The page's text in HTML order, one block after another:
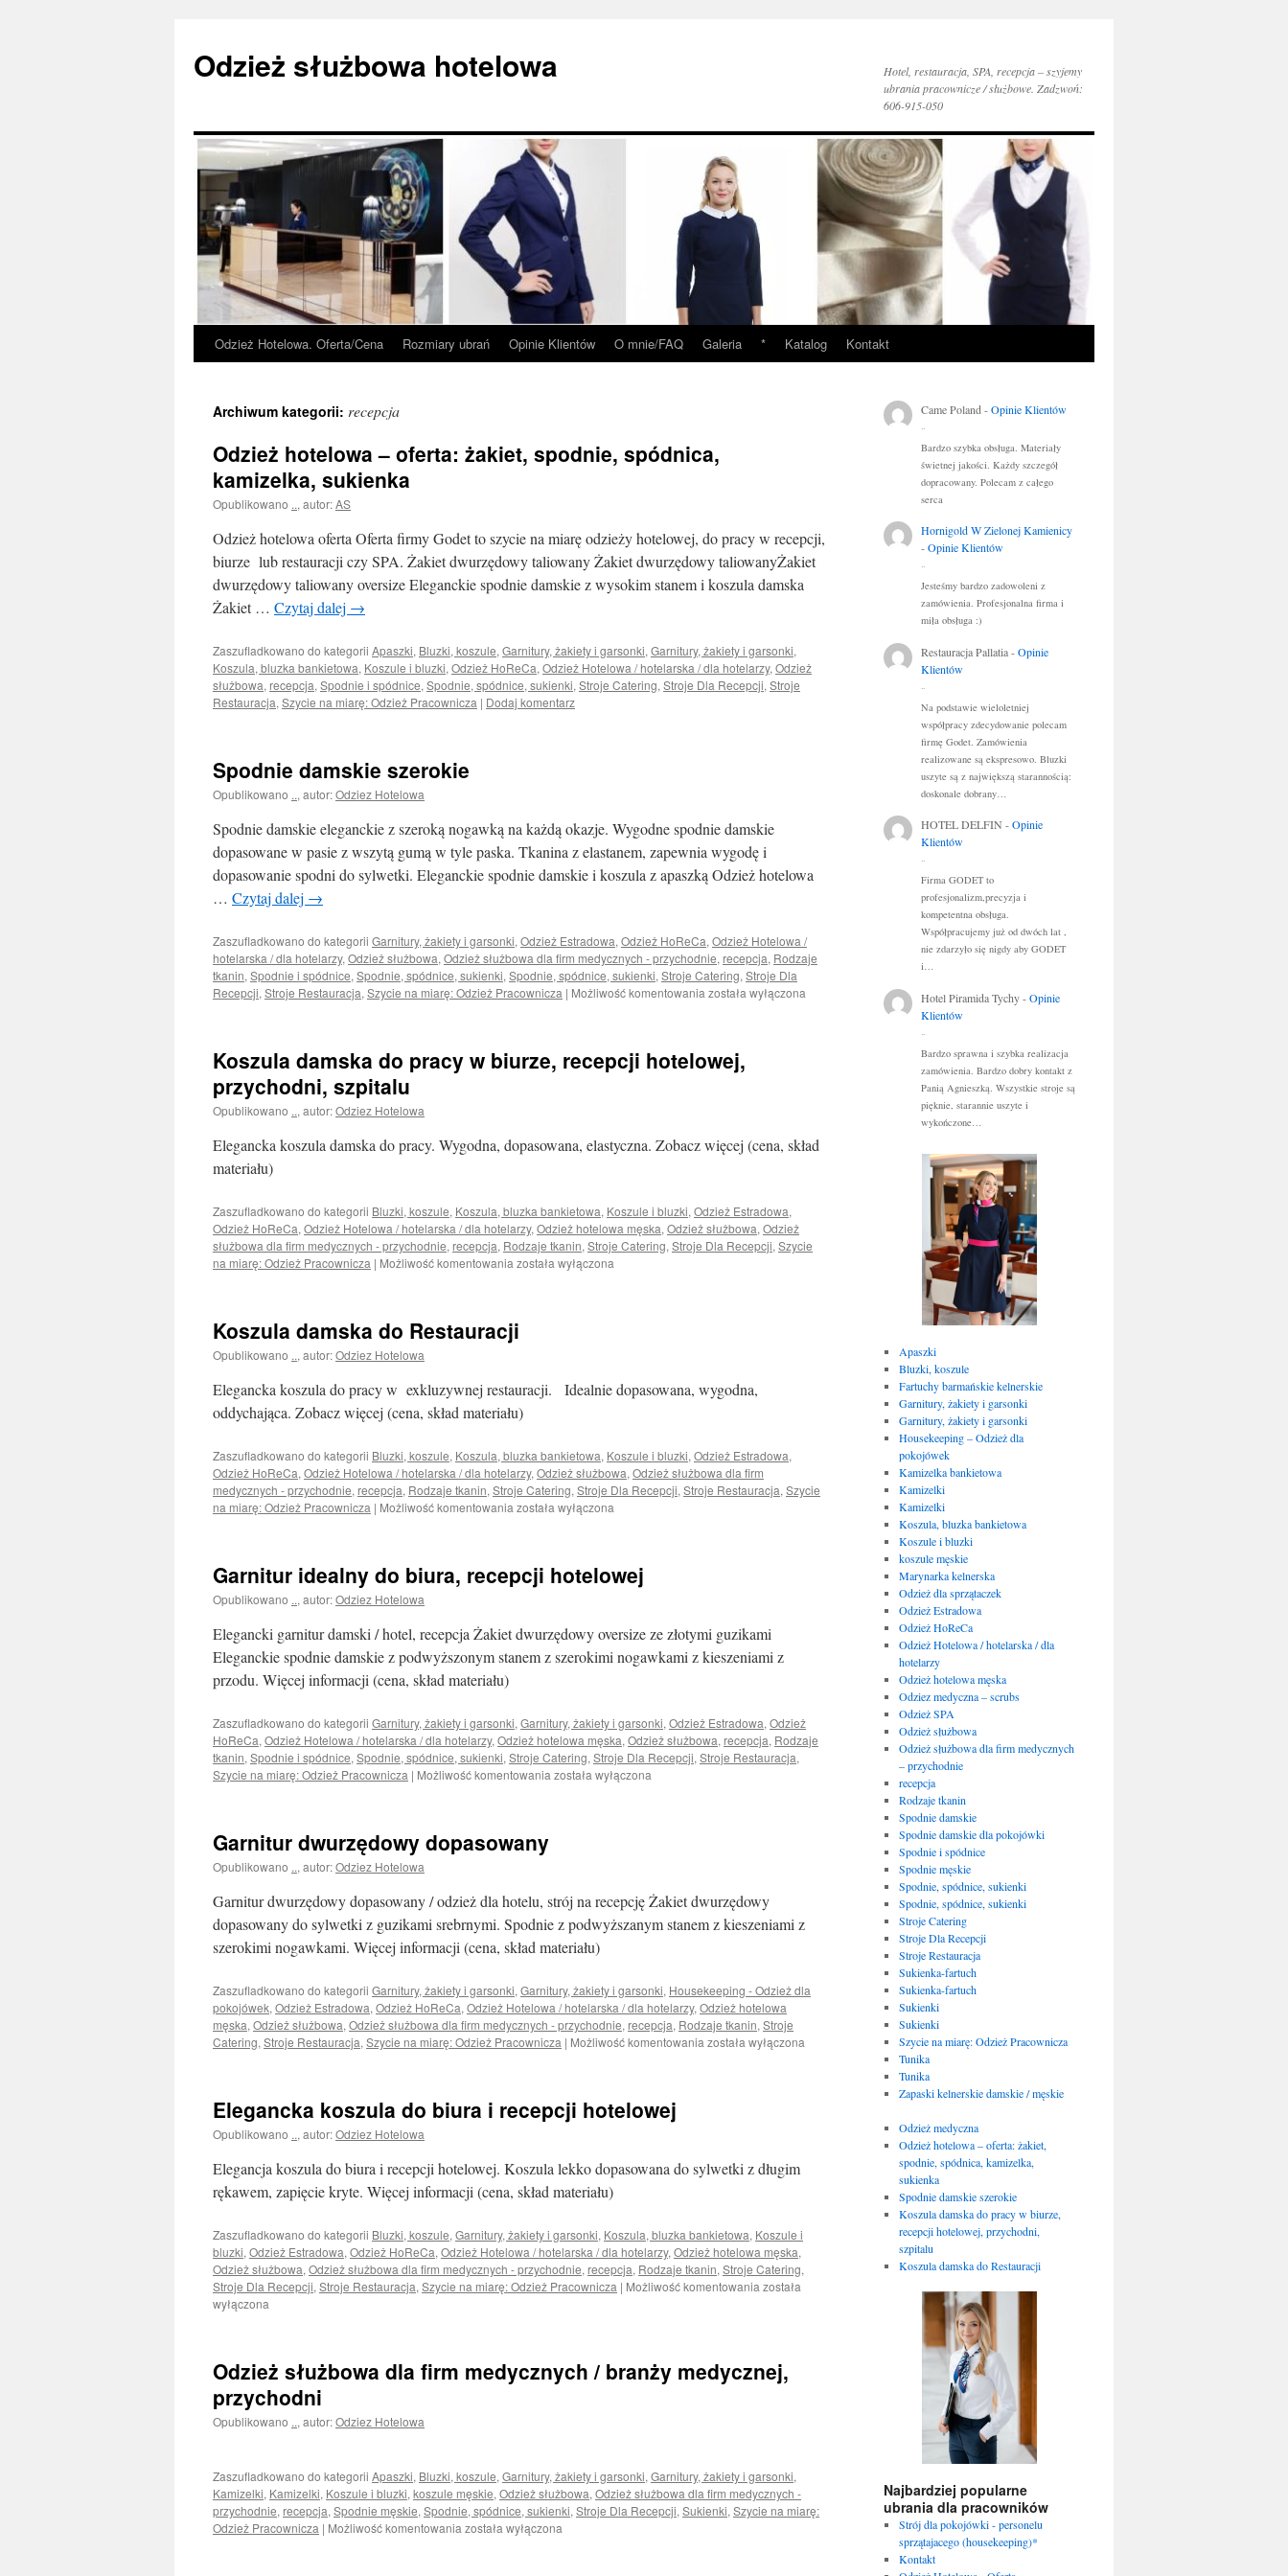
treści
Odzież służbowa hotelowa
Hotel, restauracja, SPA, recepcja – szyjemy
ubrania pracownicze / służbowe. Zadzwoń:
606-915-050
Odzież Hotelowa. Oferta/Cena Rozmiary ubrań Opinie Klientów O mnie/FAQ Galeria * Katalog Kontakt
Archiwum kategorii: recepcja
Odzież hotelowa – oferta: żakiet, spodnie, spódnica,
kamizelka, sukienka
Opublikowano .., autor:AS
Odzież hotelowa oferta Oferta firmy Godet to szycie na miarę odzieży hotelowej, do pracy w recepcji,
biurze lub restauracji czy SPA. Żakiet dwurzędowy taliowany Żakiet dwurzędowy taliowanyŻakiet
dwurzędowy taliowany oversize Eleganckie spodnie damskie z wysokim stanem i koszula damska
Żakiet … Czytaj dalej →
Zaszufladkowano do kategorii Apaszki, Bluzki, koszule, Garnitury, żakiety i garsonki, Garnitury, żakiety i garsonki,
Koszula, bluzka bankietowa, Koszule i bluzki, Odzież HoReCa, Odzież Hotelowa / hotelarska / dla hotelarzy, Odzież
służbowa, recepcja, Spodnie i spódnice, Spodnie, spódnice, sukienki, Stroje Catering, Stroje Dla Recepcji, Stroje
Restauracja, Szycie na miarę: Odzież Pracownicza | Dodaj komentarz
Spodnie damskie szerokie
Opublikowano .., autor:Odziez Hotelowa
Spodnie damskie eleganckie z szeroką nogawką na każdą okazje. Wygodne spodnie damskie
dopasowane w pasie z wszytą gumą w tyle paska. Tkanina z elastanem, zapewnia wygodę i
dopasowanie spodni do sylwetki. Eleganckie spodnie damskie i koszula z apaszką Odzież hotelowa
… Czytaj dalej →
Zaszufladkowano do kategorii Garnitury, żakiety i garsonki, Odzież Estradowa, Odzież HoReCa, Odzież Hotelowa /
hotelarska / dla hotelarzy, Odzież służbowa, Odzież służbowa dla firm medycznych - przychodnie, recepcja, Rodzaje
tkanin, Spodnie i spódnice, Spodnie, spódnice, sukienki, Spodnie, spódnice, sukienki, Stroje Catering, Stroje Dla
Recepcji, Stroje Restauracja, Szycie na miarę: Odzież Pracownicza | Możliwość komentowania Spodnie
została wyłączona
Koszula damska do pracy w biurze, recepcji hotelowej,
przychodni, szpitalu
Opublikowano .., autor:Odziez Hotelowa
Elegancka koszula damska do pracy. Wygodna, dopasowana, elastyczna. Zobacz więcej (cena, skład
materiału)
Zaszufladkowano do kategorii Bluzki, koszule, Koszula, bluzka bankietowa, Koszule i bluzki, Odzież Estradowa,
Odzież HoReCa, Odzież Hotelowa / hotelarska / dla hotelarzy, Odzież hotelowa męska, Odzież służbowa, Odzież
służbowa dla firm medycznych - przychodnie, recepcja, Rodzaje tkanin, Stroje Catering, Stroje Dla Recepcji, Szycie
na miarę: Odzież Pracownicza | Możliwość komentowania Koszula
w
hotelowej,
przychodni,
szpitalu
została wyłączona
Koszula damska do Restauracji
Opublikowano .., autor:Odziez Hotelowa
Elegancka koszula do pracy w exkluzywnej restauracji. Idealnie dopasowana, wygodna,
oddychająca. Zobacz więcej (cena, skład materiału)
Zaszufladkowano do kategorii Bluzki, koszule, Koszula, bluzka bankietowa, Koszule i bluzki, Odzież Estradowa,
Odzież HoReCa, Odzież Hotelowa / hotelarska / dla hotelarzy, Odzież służbowa, Odzież służbowa dla firm
medycznych - przychodnie, recepcja, Rodzaje tkanin, Stroje Catering, Stroje Dla Recepcji, Stroje Restauracja, Szycie
na miarę: Odzież Pracownicza | Możliwość komentowania Koszula
została wyłączona
Garnitur idealny do biura, recepcji hotelowej
Opublikowano .., autor:Odziez Hotelowa
Elegancki garnitur damski / hotel, recepcja Żakiet dwurzędowy oversize ze złotymi guzikami
Eleganckie spodnie damskie z podwyższonym stanem z szerokimi nogawkami z kieszeniami z
przodu. Więcej informacji (cena, skład materiału)
Zaszufladkowano do kategorii Garnitury, żakiety i garsonki, Garnitury, żakiety i garsonki, Odzież Estradowa, Odzież
HoReCa, Odzież Hotelowa / hotelarska / dla hotelarzy, Odzież hotelowa męska, Odzież służbowa, recepcja, Rodzaje
tkanin, Spodnie i spódnice, Spodnie, spódnice, sukienki, Stroje Catering, Stroje Dla Recepcji, Stroje Restauracja,
Szycie na miarę: Odzież Pracownicza | Możliwość komentowania Garnitur
została wyłączona
Garnitur dwurzędowy dopasowany
Opublikowano .., autor:Odziez Hotelowa
Garnitur dwurzędowy dopasowany / odzież dla hotelu, strój na recepcję Żakiet dwurzędowy
dopasowany do sylwetki z guzikami srebrnymi. Spodnie z podwyższanym stanem z kieszeniami z
szerokimi nogawkami. Więcej informacji (cena, skład materiału)
Zaszufladkowano do kategorii Garnitury, żakiety i garsonki, Garnitury, żakiety i garsonki, Housekeeping - Odzież dla
pokojówek, Odzież Estradowa, Odzież HoReCa, Odzież Hotelowa / hotelarska / dla hotelarzy, Odzież hotelowa
męska, Odzież służbowa, Odzież służbowa dla firm medycznych - przychodnie, recepcja, Rodzaje tkanin, Stroje
Catering, Stroje Restauracja, Szycie na miarę: Odzież Pracownicza | Możliwość komentowania Garnitur
została wyłączona
Elegancka koszula do biura i recepcji hotelowej
Opublikowano .., autor:Odziez Hotelowa
Elegancja koszula do biura i recepcji hotelowej. Koszula lekko dopasowana do sylwetki z długim
rękawem, zapięcie kryte. Więcej informacji (cena, skład materiału)
Zaszufladkowano do kategorii Bluzki, koszule, Garnitury, żakiety i garsonki, Koszula, bluzka bankietowa, Koszule i
bluzki, Odzież Estradowa, Odzież HoReCa, Odzież Hotelowa / hotelarska / dla hotelarzy, Odzież hotelowa męska,
Odzież służbowa, Odzież służbowa dla firm medycznych - przychodnie, recepcja, Rodzaje tkanin, Stroje Catering,
Stroje Dla Recepcji, Stroje Restauracja, Szycie na miarę: Odzież Pracownicza | Możliwość komentowania Elegancka
recepcji
hotelowej
została
wyłączona
Odzież służbowa dla firm medycznych / branży medycznej,
przychodni
Opublikowano .., autor:Odziez Hotelowa
Zaszufladkowano do kategorii Apaszki, Bluzki, koszule, Garnitury, żakiety i garsonki, Garnitury, żakiety i garsonki,
Kamizelki, Kamizelki, Koszule i bluzki, koszule męskie, Odzież służbowa, Odzież służbowa dla firm medycznych -
przychodnie, recepcja, Spodnie męskie, Spodnie, spódnice, sukienki, Stroje Dla Recepcji, Sukienki, Szycie na miarę:
Odzież Pracownicza | Możliwość komentowania Odzież
została wyłączona
Came Poland -Opinie Klientów
..
Bardzo szybka obsługa. Materiały
świetnej jakości. Każdy szczegół
dopracowany. Polecam z całego
serca
Hornigold W Zielonej Kamienicy
-Opinie Klientów
..
Jesteśmy bardzo zadowoleni z
zamówienia. Profesjonalna firma i
miła obsługa :)
Restauracja Pallatia-Opinie
Klientów
..
Na podstawie wieloletniej
współpracy zdecydowanie polecam
firmę Godet. Zamówienia
realizowane są ekspresowo. Bluzki
uszyte są z największą starannością:
doskonale dobrany…
HOTEL DELFIN -Opinie
Klientów
..
Firma GODET to
profesjonalizm,precyzja i
kompetentna obsługa.
Współpracujemy już od dwóch lat ,
nie zdarzyło się nigdy aby GODET
i…
Hotel Piramida Tychy-Opinie
Klientów
..
Bardzo sprawna i szybka realizacja
zamówienia. Bardzo dobry kontakt z
Panią Agnieszką. Wszystkie stroje są
pięknie, starannie uszyte i
wykończone…
Apaszki
Bluzki, koszule
Fartuchy barmańskie kelnerskie
Garnitury, żakiety i garsonki
Garnitury, żakiety i garsonki
Housekeeping – Odzież dla
pokojówek
Kamizelka bankietowa
Kamizelki
Kamizelki
Koszula, bluzka bankietowa
Koszule i bluzki
koszule męskie
Marynarka kelnerska
Odzież dla sprzątaczek
Odzież Estradowa
Odzież HoReCa
Odzież Hotelowa / hotelarska / dla
hotelarzy
Odzież hotelowa męska
Odziez medyczna – scrubs
Odzież SPA
Odzież służbowa
Odzież służbowa dla firm medycznych
– przychodnie
recepcja
Rodzaje tkanin
Spodnie damskie
Spodnie damskie dla pokojówki
Spodnie i spódnice
Spodnie męskie
Spodnie, spódnice, sukienki
Spodnie, spódnice, sukienki
Stroje Catering
Stroje Dla Recepcji
Stroje Restauracja
Sukienka-fartuch
Sukienka-fartuch
Sukienki
Sukienki
Szycie na miarę: Odzież Pracownicza
Tunika
Tunika
Zapaski kelnerskie damskie / męskie
Odzież medyczna
Odzież hotelowa – oferta: żakiet,
spodnie, spódnica, kamizelka,
sukienka
Spodnie damskie szerokie
Koszula damska do pracy w biurze,
recepcji hotelowej, przychodni,
szpitalu
Koszula damska do Restauracji
Najbardziej popularne
ubrania dla pracowników
Strój dla pokojówki - personelu
sprzątajacego (housekeeping)*
Kontakt